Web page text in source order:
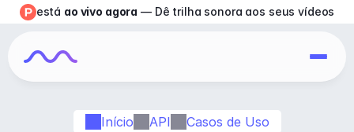
Início API Casos de Uso
está ao vivo agora — Dê trilha sonora aos seus vídeos